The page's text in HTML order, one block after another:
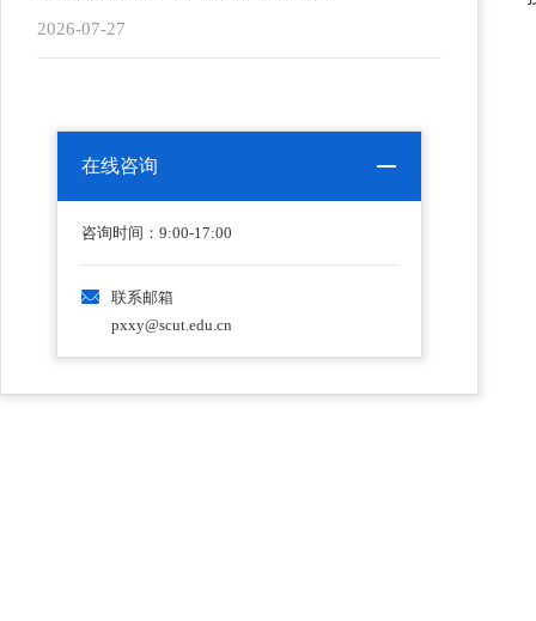
2026-07-27
在线咨询
咨询时间：9:00-17:00
联系邮箱
pxxy@scut.edu.cn